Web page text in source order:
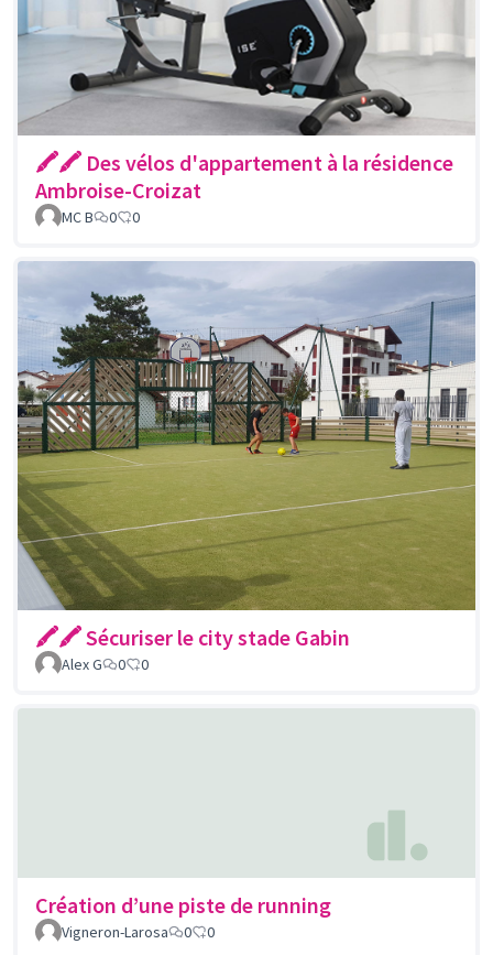
🖍🖍 Des vélos d'appartement à la résidence
Ambroise-Croizat
MC B 0 0
🖍🖍 Sécuriser le city stade Gabin
Alex G 0 0
Création d’une piste de running
Vigneron-Larosa 0 0